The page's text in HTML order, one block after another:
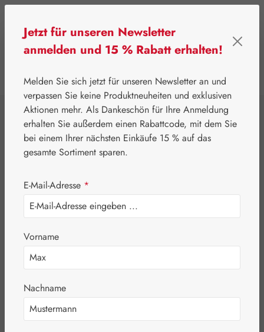
⌂ Gall Pharma Aminosäuren
L-Cystein 500 mg
GPH Kapseln
Bildergalerie überspringen
Jetzt für unseren Newsletter
anmelden und 15 % Rabatt erhalten!
Melden Sie sich jetzt für unseren Newsletter an und
verpassen Sie keine Produktneuheiten und exklusiven
Aktionen mehr. Als Dankeschön für Ihre Anmeldung
erhalten Sie außerdem einen Rabattcode, mit dem Sie
bei einem Ihrer nächsten Einkäufe 15 % auf das
gesamte Sortiment sparen.
E-Mail-Adresse *
Vorname
Nachname